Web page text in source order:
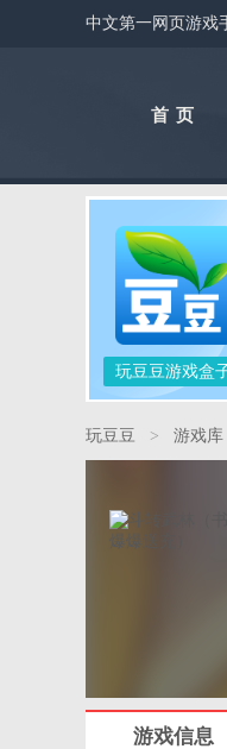
中文第一网页游戏
首 页
玩豆豆游戏盒
玩豆豆 > 游戏库
游戏信息